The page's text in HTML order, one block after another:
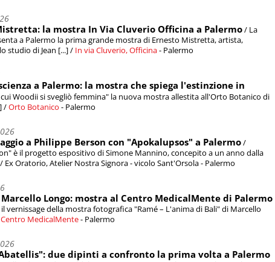
la mostra In Via Cluverio Officina a Palermo/ La
a Palermo la prima grande mostra di Ernesto Mistretta, artista,
studio di Jean [...] / In via Cluverio, Officina- Palermo
a Palermo: la mostra che spiega l'estinzione in
Woodii si svegliò femmina" la nuova mostra allestita all'Orto Botanico di
/Orto Botanico - Palermo
a Philippe Berson con "Apokalupsos" a Palermo/
è il progetto espositivo di Simone Mannino, concepito a un anno dalla
Oratorio, Atelier Nostra Signora - vicolo Sant'Orsola - Palermo
Longo: mostra al Centro MedicalMente di Palermo
vernissage della mostra fotografica "Ramé – L'anima di Bali" di Marcello
Centro MedicalMente- Palermo
due dipinti a confronto la prima volta a Palermo